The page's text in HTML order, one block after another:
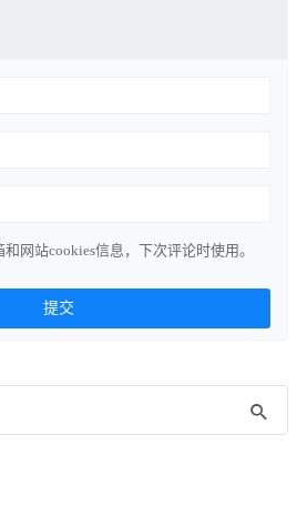
网站cookies信息，下次评论时使用。